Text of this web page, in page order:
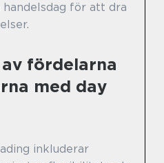
för att dra
fördelarna
med day
inkluderar